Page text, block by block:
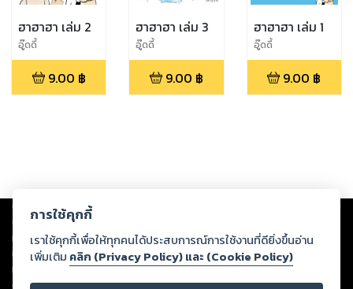
ฮาฮาฮา เล่ม 2
อู๊ดดี้
9.00 ฿
ฮาฮาฮา เล่ม 3
อู๊ดดี้
9.00 ฿
ฮาฮาฮา เล่ม 1
อู๊ดดี้
9.00 ฿
Copyright © 2026
ต่อผลงานหรือเนื้อหาใดที่อัปโหลดผ่านเว็บไซต์และปรากฏว่าละเมิดสิทธิใน
ทรัพย์สินทางปัญญาของบุคคลอื่นหรือขัดต่อกฎหมายและศีลธรรม ดังนั้น ผู้อ่าน
ทุกท่านโปรดใช้วิจารณญาณในการกลั่นกรองด้วยตนเอง และหากท่านพบว่าส่วน
หนึ่งส่วนใดขัดต่อกฎหมายและศีลธรรม กรุณาแจ้งมายังบริษัท เพื่อทีมงานจะได้
ดำเนินการในทันที ทั้งนี้ ทางสตอรี่ล็อกขอสงวนลิขสิทธิ์ตามพระราชบัญญัติ
การใช้คุกกี้
เราใช้คุกกี้เพื่อให้ทุกคนได้ประสบการณ์การใช้งานที่ดียิ่งขึ้นอ่าน
เพิ่มเติม คลิก (Privacy Policy) และ (Cookie Policy)